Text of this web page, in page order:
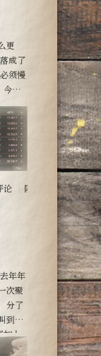
成了
须慢
今晚
论 随笔
次聚
分了
到了
加上
虽然